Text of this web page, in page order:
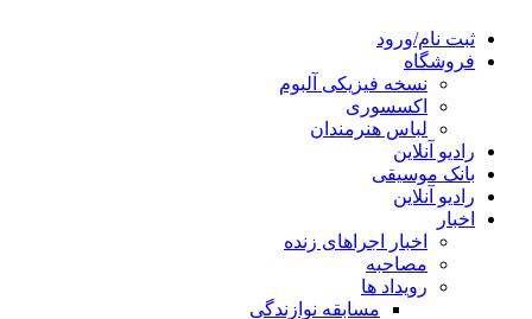
ثبت نام/ورود
فروشگاه
نسخه فیزیکی آلبوم
اکسسوری
لباس هنرمندان
رادیو آنلاین
بانک موسیقی
رادیو آنلاین
اخبار
اخبار اجراهای زنده
مصاحبه
رویداد ها
مسابقه نوازندگی